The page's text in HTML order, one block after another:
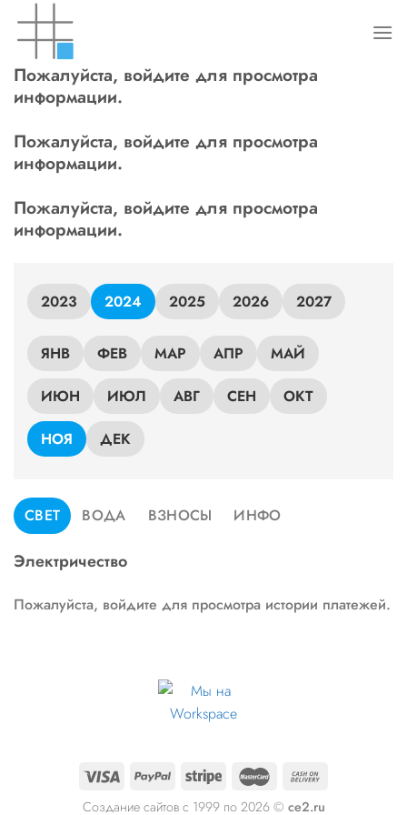
content
Пожалуйста, войдите для просмотра
информации.
Пожалуйста, войдите для просмотра
информации.
Пожалуйста, войдите для просмотра
информации.
2023 2024 2025 2026 2027
ЯНВ ФЕВ МАР АПР МАЙ
ИЮН ИЮЛ АВГ СЕН ОКТ
НОЯ ДЕК
СВЕТ ВОДА ВЗНОСЫ ИНФО
Электричество
Пожалуйста, войдите для просмотра истории платежей.
Создание сайтов с 1999 по 2026 © ce2.ru